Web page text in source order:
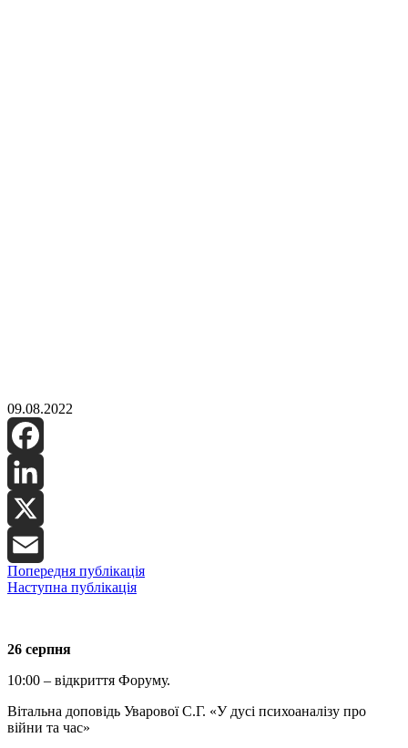
09.08.2022
Facebook
LinkedIn
X
Email
Попередня публікація
Наступна публікація
26 серпня
10:00 – відкриття Форуму.
Вітальна доповідь Уварової С.Г. «У дусі психоаналізу про
війни та час»